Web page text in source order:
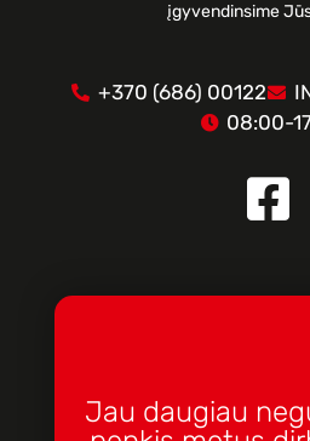
įgyvendinsime
+370 (686) 00122
08:00-
Jau daugiau